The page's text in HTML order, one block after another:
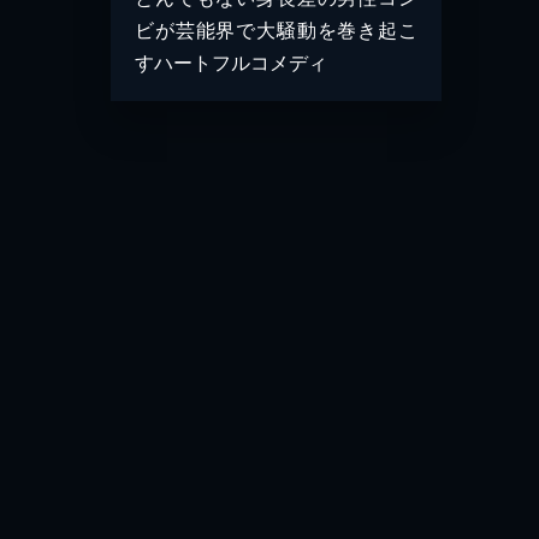
ビが芸能界で大騒動を巻き起こ
すハートフルコメディ